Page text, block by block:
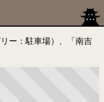
ー：駐車場）、「南吉